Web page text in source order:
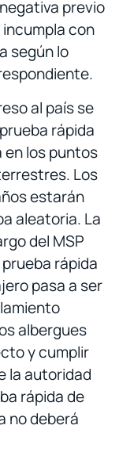
previo
con
según lo
al país se
rápida
en los puntos
Los
estarán
aleatoria. La
del MSP
rápida
pasa a ser
albergues
y cumplir
la autoridad
rápida de
no deberá